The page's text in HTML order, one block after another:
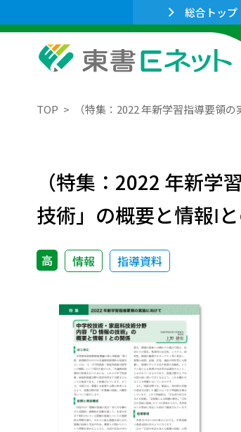
総合トップ
TOP （特集：2022 年新学習指導要領
（特集：2022 年新
技術」の概要と情報Ⅰ
高 情報 指導資料